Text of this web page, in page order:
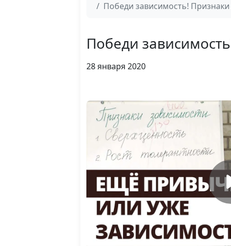
Победи зависимость!
Победи
28 января 2020